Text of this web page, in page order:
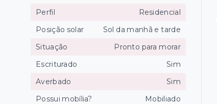
Perfil
Residencial
Posição solar
Sol da manhã e tarde
Situação
Pronto para morar
Escriturado
Sim
Averbado
Sim
Possui mobília?
Mobiliado